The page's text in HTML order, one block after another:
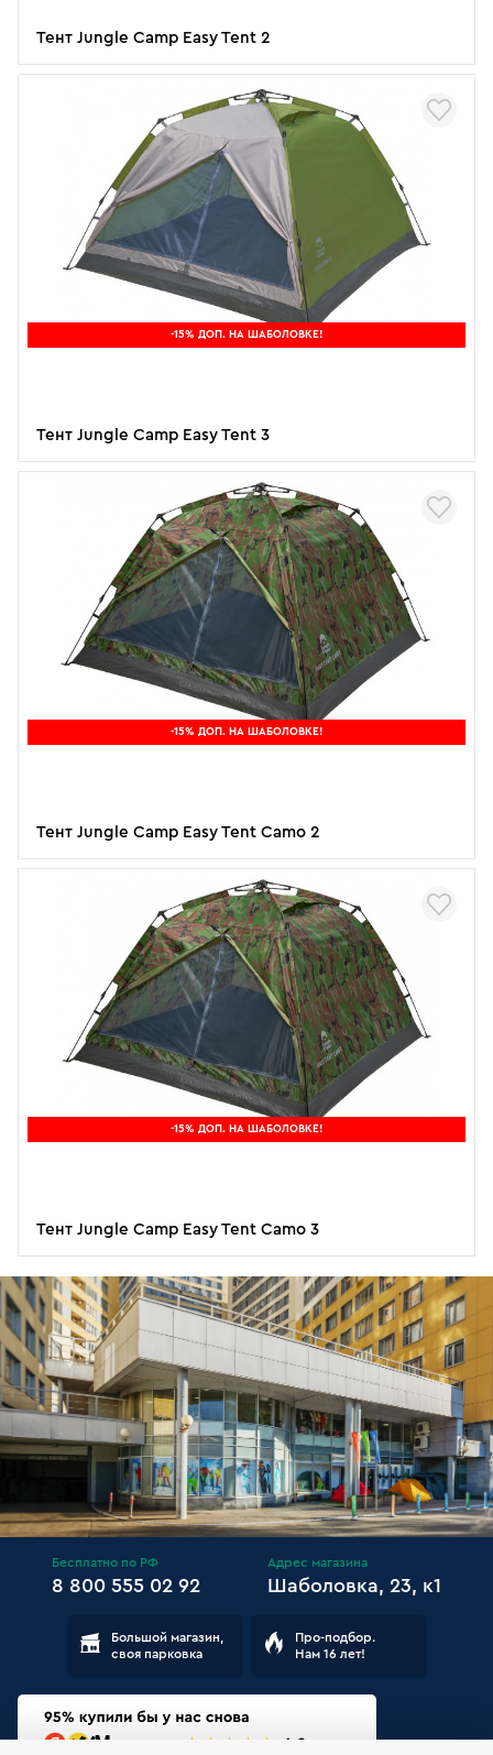
Тент Jungle Camp Easy Tent 2
-15% ДОП. НА ШАБОЛОВКЕ!
Тент Jungle Camp Easy Tent 3
-15% ДОП. НА ШАБОЛОВКЕ!
Тент Jungle Camp Easy Tent Camo 2
-15% ДОП. НА ШАБОЛОВКЕ!
Тент Jungle Camp Easy Tent Camo 3
Бесплатно по РФ
8 800 555 02 92
Адрес магазина
Шаболовка, 23, к1
Большой магазин,
своя парковка
Про-подбор.
Нам 16 лет!